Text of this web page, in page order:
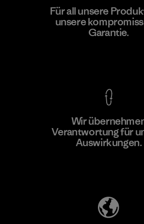
Mehr dazu
Kanaan Bao Loc Co.,
Factory
Für all unsere
unsere
Garantie.
Wir
Verantwortung für
Auswirkungen.